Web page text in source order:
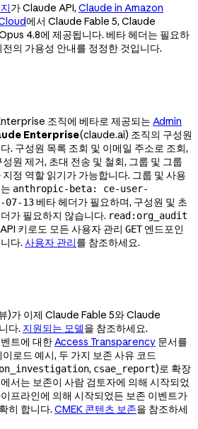
가 Claude API, Claude in Amazon
에서 Claude Fable 5, Claude
4.8에 제공됩니다. 베타 헤더는 필요하
의 가용성 안내를 정정한 것입니다.
조직에 베타로 제공되는 Admin
Enterprise(claude.ai) 조직의 구성원
. 구성원 목록 조회 및 이메일 주소로 조회,
원 제거, 초대 전송 및 철회, 그룹 및 그룹
정 역할 읽기가 가능합니다. 그룹 및 사용
anthropic-beta: ce-user-
07-13베타 헤더가 필요하며, 구성원 및 초
가 필요하지 않습니다. read:org_audit
키로도 모든 사용자 관리 GET엔드포인
다. 사용자 관리를 참조하세요.
)가 이제 Claude Fable 5와 Claude
다. 지원되는 모델을 참조하세요.
트에 대한Access Transparency 문서를
로드 예시, 두 가지 보존 사유 코드
, csae_report)로 확장
서는 보존이 사람 검토자에 의해 시작되었
프라인에 의해 시작되었든 보존 이벤트가
히 합니다. CMEK 콘텐츠 보존을 참조하세